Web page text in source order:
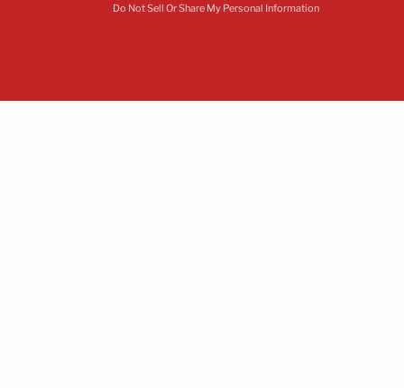
Do Not Sell Or Share My Personal Information